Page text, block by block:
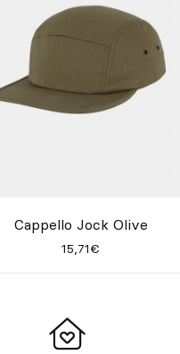
Cappello Jock Olive
15,71€